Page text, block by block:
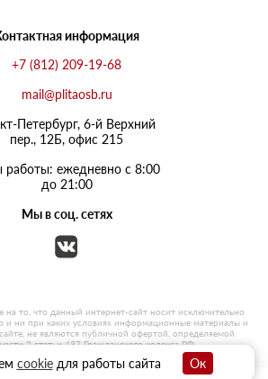
информация
+7 (812) 209-19-68
mail@plitaosb.ru
Петербург, 6-й Верхний
пер., 12Б, офис 215
работы: ежедневно с 8:00
до 21:00
Мы в соц. сетях
cookieдля работы сайта Ок